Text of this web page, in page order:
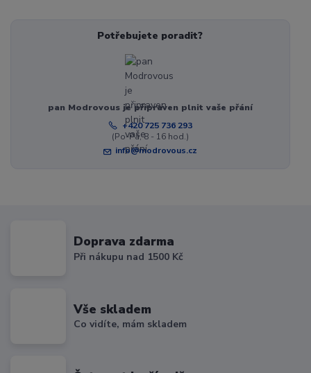
Potřebujete poradit?
pan Modrovous je připraven plnit vaše přání
+420 725 736 293
(Po-Pá, 8 - 16 hod.)
info@modrovous.cz
Doprava zdarma
Při nákupu nad 1500 Kč
Vše skladem
Co vidíte, mám skladem